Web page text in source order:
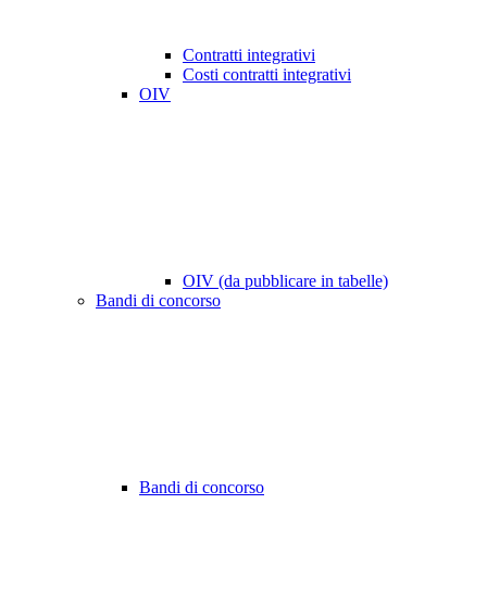
Contratti integrativi
Costi contratti integrativi
OIV
OIV (da pubblicare in tabelle)
Bandi di concorso
Bandi di concorso